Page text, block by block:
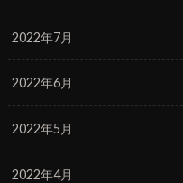
2022年7月
2022年6月
2022年5月
2022年4月